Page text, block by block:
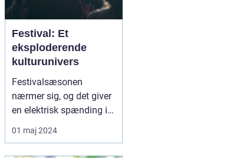
Festival: Et
eksploderende
kulturunivers
Festivalsæsonen
nærmer sig, og det giver
en elektrisk spænding i
luften hos musikelskere,
kulturdyrkere og
01 maj 2024